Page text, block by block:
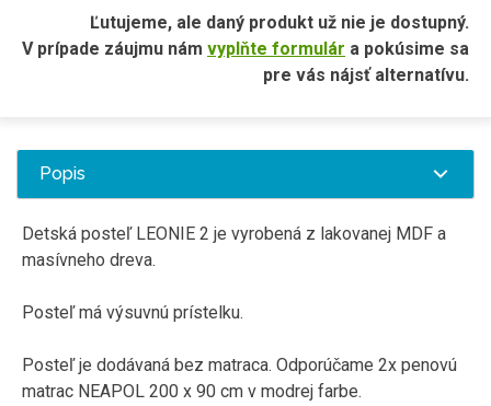
Ľutujeme, ale daný produkt už nie je dostupný.
V prípade záujmu nám vyplňte formulár a pokúsime sa
pre vás nájsť alternatívu.
Popis
Detská posteľ LEONIE 2 je vyrobená z lakovanej MDF a
masívneho dreva.
Posteľ má výsuvnú prístelku.
Posteľ je dodávaná bez matraca. Odporúčame 2x penovú
matrac NEAPOL 200 x 90 cm v modrej farbe.